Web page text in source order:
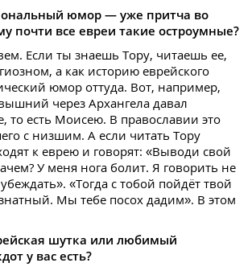
юмор — уже притча во
почти все евреи такие остроумные?
Если ты знаешь Тору, читаешь ее,
а как историю еврейского
юмор оттуда. Вот, например,
через Архангела давал
то есть Моисею. В православии это
с низшим. А если читать Тору
к еврею и говорят: «Выводи свой
У меня нога болит. Я говорить не
«Тогда с тобой пойдёт твой
Мы тебе посох дадим». В этом
шутка или любимый
у вас есть?